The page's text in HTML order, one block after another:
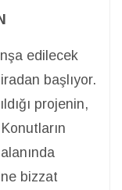
edilecek
başlıyor.
projenin,
bizzat